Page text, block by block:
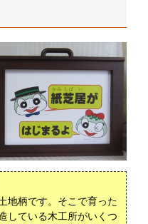
地柄です。そこで育った
している木工所がいくつ